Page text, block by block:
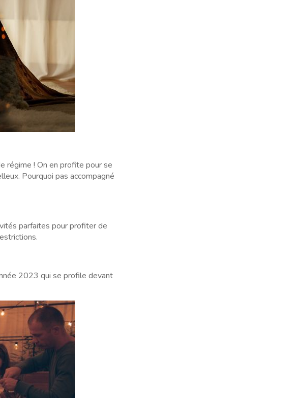
régime ! On en profite pour se
Pourquoi pas accompagné
parfaites pour profiter de
2023 qui se profile devant